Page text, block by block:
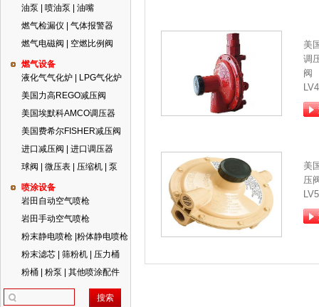
油泵 | 喷油泵 | 油嘴
燃气检漏仪 | 气体报警器
燃气电磁阀 | 空燃比例阀
燃气设备
液化气气化炉 | LPG气化炉
美国力高REGO减压阀
美国埃默科AMCO调压器
美国费希尔FISHER减压阀
进口减压阀 | 进口调压器
球阀 | 微压表 | 压缩机 | 泵
喷涂设备
岩田自动空气喷枪
岩田手动空气喷枪
粉末静电喷枪 |粉体静电喷枪
粉末滤芯 | 筛粉机 | 压力桶
粉桶 | 粉泵 | 其他喷涂配件
美
调
阀
美
压